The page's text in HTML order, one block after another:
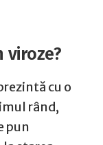
viroze?
cu o
rând,
pun